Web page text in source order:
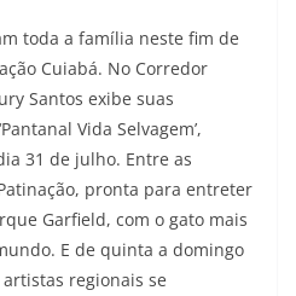
toda a família neste fim de
Cuiabá. No Corredor
Santos exibe suas
Vida Selvagem’,
31 de julho. Entre as
pronta para entreter
Garfield, com o gato mais
E de quinta a domingo
regionais se